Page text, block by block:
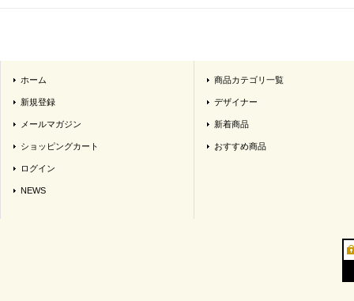
ホーム
新規登録
メールマガジン
ショッピングカート
ログイン
NEWS
商品カテゴリ一覧
デザイナー
新着商品
おすすめ商品